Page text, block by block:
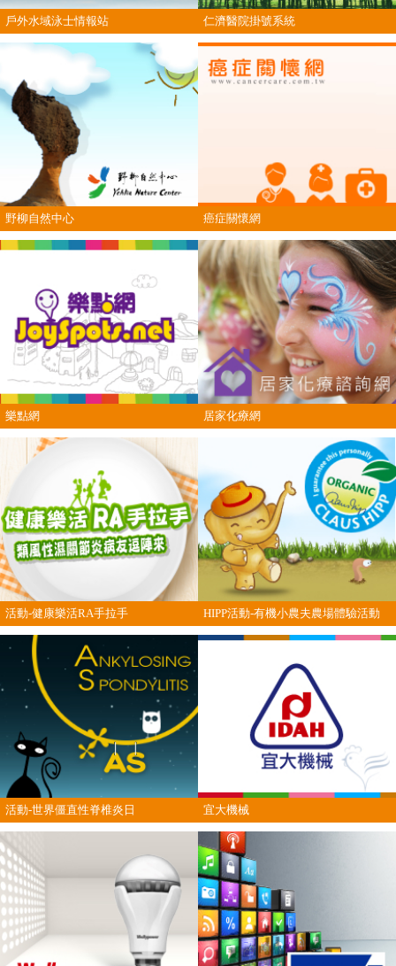
戶外水域泳士情報站 仁濟醫院掛號系統
野柳自然中心 癌症關懷網
樂點網 居家化療網
活動-健康樂活RA手拉手 HIPP活動-有機小農夫農場體驗活動
活動-世界僵直性脊椎炎日 宜大機械